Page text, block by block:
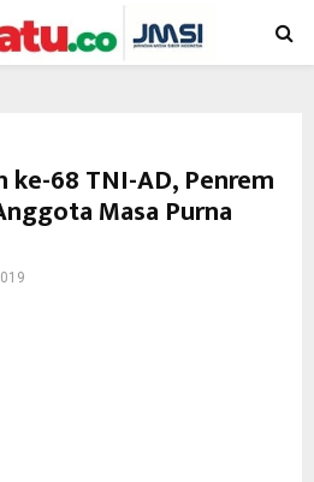
ke-68 TNI-AD, Penrem
Masa Purna